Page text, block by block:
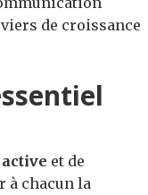
de croissance
et de
à chacun la